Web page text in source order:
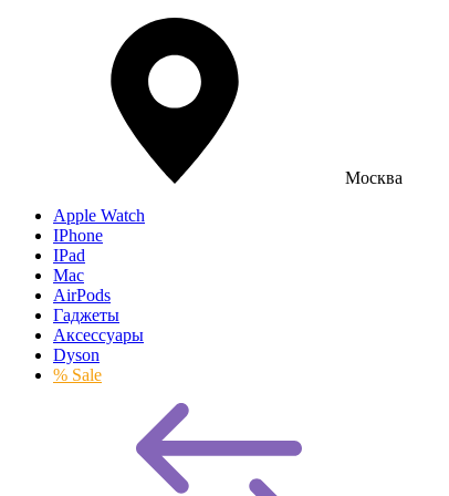
Москва
Apple Watch
IPhone
IPad
Mac
AirPods
Гаджеты
Аксессуары
Dyson
% Sale